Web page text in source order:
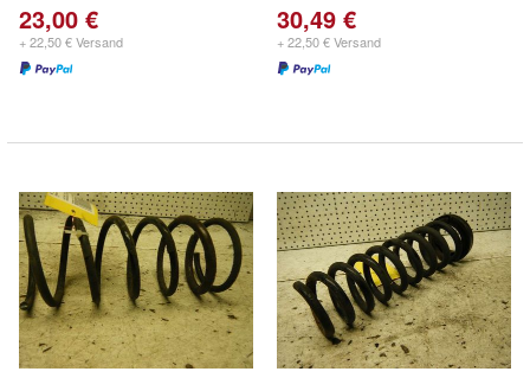
23,00 €
+ 22,50 € Versand
30,49 €
+ 22,50 € Versand